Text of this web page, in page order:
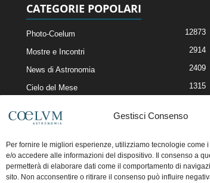
Gestisci Consenso
Per fornire le migliori esperienze, utilizziamo tecnologie come
e/o accedere alle informazioni del dispositivo. Il consenso a
permetterà di elaborare dati come il comportamento di
sito. Non acconsentire o ritirare il consenso può influire
CATEGORIE POPOLARI
Photo-Coelum 12873
Mostre e Incontri 2914
News di Astronomia 2409
Cielo del Mese 1315
Articoli e Risorse On-Line
Il Blog della Redazione